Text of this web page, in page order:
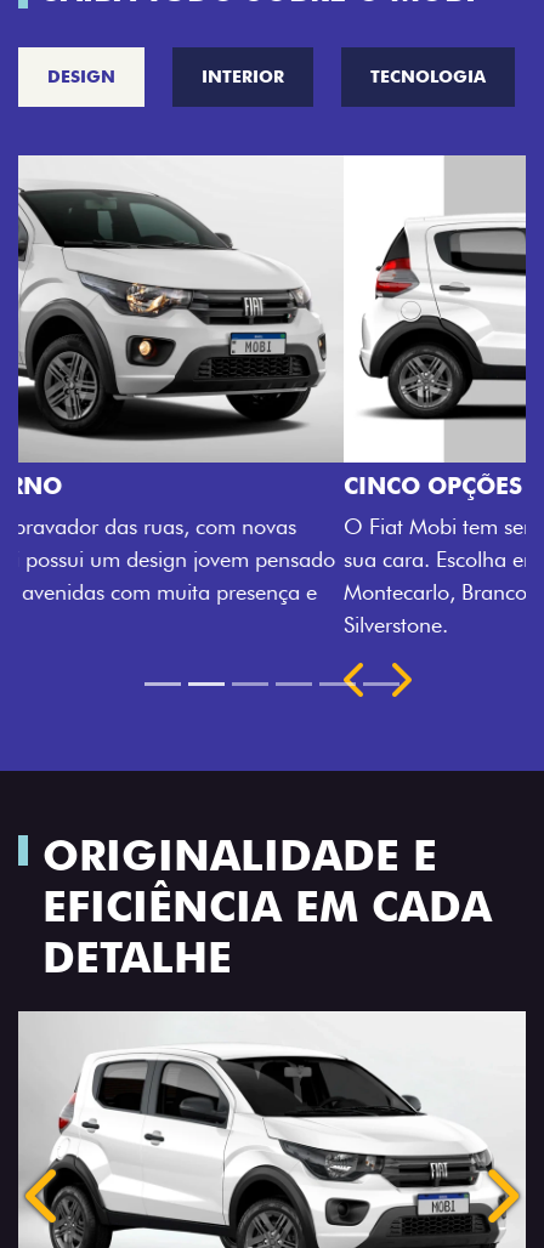
DESIGN INTERIOR TECNOLOGIA
CINCO OPÇÕES DE CORES
O Fiat Mobi tem sempre uma opção de cor que é a
sua cara. Escolha entre o Preto Vulcano, Vermelho
Montecarlo, Branco Banchisa, Prata Bari e Cinza
Rodas de liga leve
ORIGINALIDADE E
EFICIÊNCIA EM CADA
DETALHE
Anterior